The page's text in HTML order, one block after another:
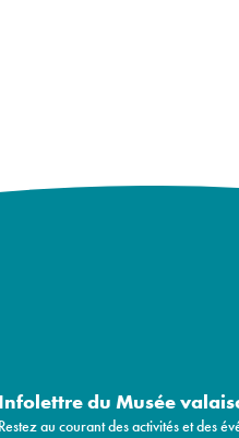
Infolettre du Musée
Restez au courant des activités et des